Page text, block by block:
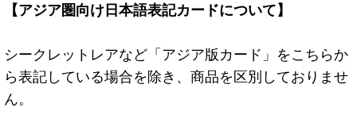
【アジア圏向け日本語表記カードについて】
シークレットレアなど「アジア版カード」をこちらか
ら表記している場合を除き、商品を区別しておりませ
ん。